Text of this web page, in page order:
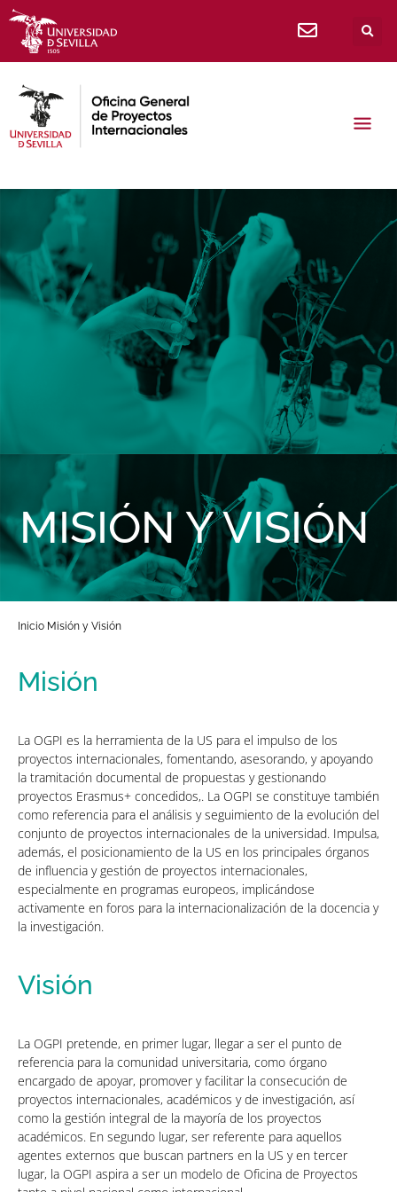
MISIÓN Y VISIÓN
Inicio Misión y Visión
Misión
La OGPI es la herramienta de la US para el impulso de los
proyectos internacionales, fomentando, asesorando, y apoyando
la tramitación documental de propuestas y gestionando
proyectos Erasmus+ concedidos,. La OGPI se constituye también
como referencia para el análisis y seguimiento de la evolución del
conjunto de proyectos internacionales de la universidad. Impulsa,
además, el posicionamiento de la US en los principales órganos
de influencia y gestión de proyectos internacionales,
especialmente en programas europeos, implicándose
activamente en foros para la internacionalización de la docencia y
la investigación.
Visión
La OGPI pretende, en primer lugar, llegar a ser el punto de
referencia para la comunidad universitaria, como órgano
encargado de apoyar, promover y facilitar la consecución de
proyectos internacionales, académicos y de investigación, así
como la gestión integral de la mayoría de los proyectos
académicos. En segundo lugar, ser referente para aquellos
agentes externos que buscan partners en la US y en tercer
lugar, la OGPI aspira a ser un modelo de Oficina de Proyectos